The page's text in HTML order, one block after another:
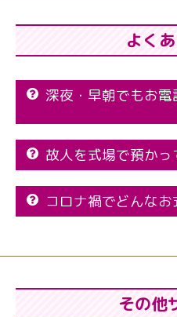
よく
深夜・早朝でもお
故人を式場で預か
コロナ禍でどんなお
その他